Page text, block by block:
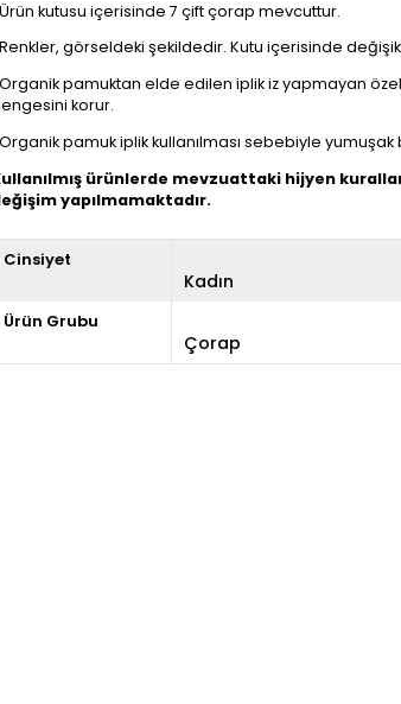
kutusu içerisinde 7 çift çorap mevcuttur.
görseldeki şekildedir. Kutu içerisinde
pamuktan elde edilen iplik iz yapmayan
korur.
pamuk iplik kullanılması sebebiyle yumuşak
ürünlerde mevzuattaki hijyen
yapılmamaktadır.
Cinsiyet
Kadın
Ürün Grubu
Çorap